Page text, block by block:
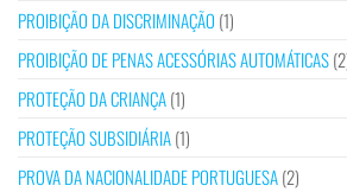
PROIBIÇÃO DA DISCRIMINAÇÃO (1)
PROIBIÇÃO DE PENAS ACESSÓRIAS AUTOMÁTICAS
PROTEÇÃO DA CRIANÇA(1)
PROTEÇÃO SUBSIDIÁRIA(1)
PROVA DA NACIONALIDADE PORTUGUESA(2)